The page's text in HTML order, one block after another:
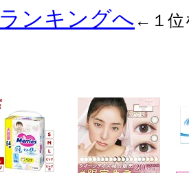
ンキングへ ←１位